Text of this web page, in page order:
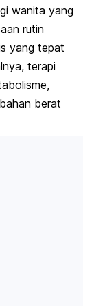
wanita yang
rutin
yang tepat
terapi
berat